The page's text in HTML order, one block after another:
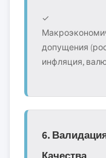
✓
допущения
инфляция,
6.